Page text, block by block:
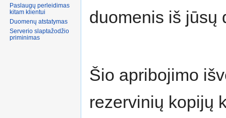
duomenis iš jūsų
Šio apribojimo
rezervinių kopijų
Paslaugų perleidimas
Duomenų atstatymas
Serverio slaptažodžio
priminimas